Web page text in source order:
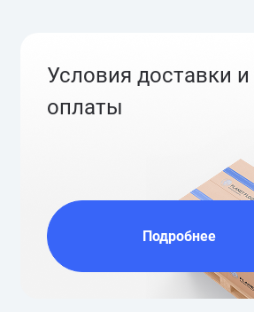
Условия доставки и
оплаты
Подробнее